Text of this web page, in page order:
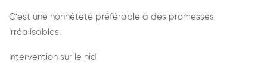
C'est une honnêteté préférable à des promesses
irréalisables.
Intervention sur le nid